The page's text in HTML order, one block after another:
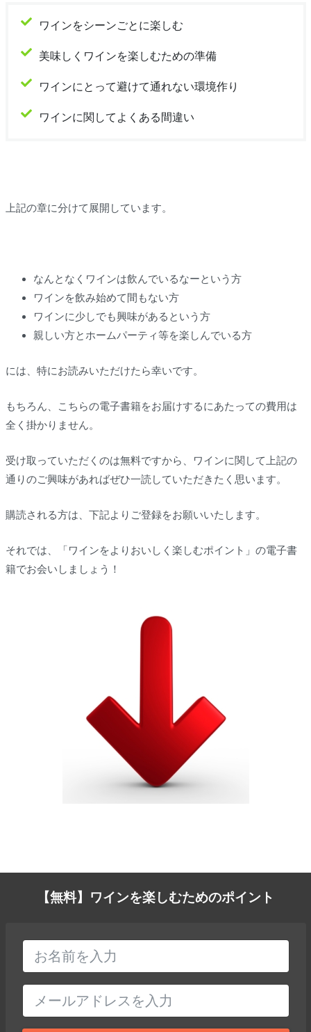
ワインをシーンごとに楽しむ
美味しくワインを楽しむための準備
ワインにとって避けて通れない環境作り
ワインに関してよくある間違い
上記の章に分けて展開しています。
なんとなくワインは飲んでいるなーという方
ワインを飲み始めて間もない方
ワインに少しでも興味があるという方
親しい方とホームパーティ等を楽しんでいる方
には、特にお読みいただけたら幸いです。
もちろん、こちらの電子書籍をお届けするにあたっての費用は
全く掛かりません。
受け取っていただくのは無料ですから、ワインに関して上記の
通りのご興味があればぜひ一読していただきたく思います。
購読される方は、下記よりご登録をお願いいたします。
それでは、「ワインをよりおいしく楽しむポイント」の電子書
籍でお会いしましょう！
【無料】ワインを楽しむためのポイント